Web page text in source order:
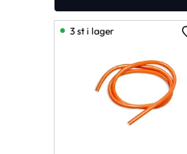
3 st i lager